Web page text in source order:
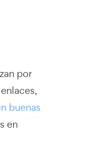
por
buenas
en